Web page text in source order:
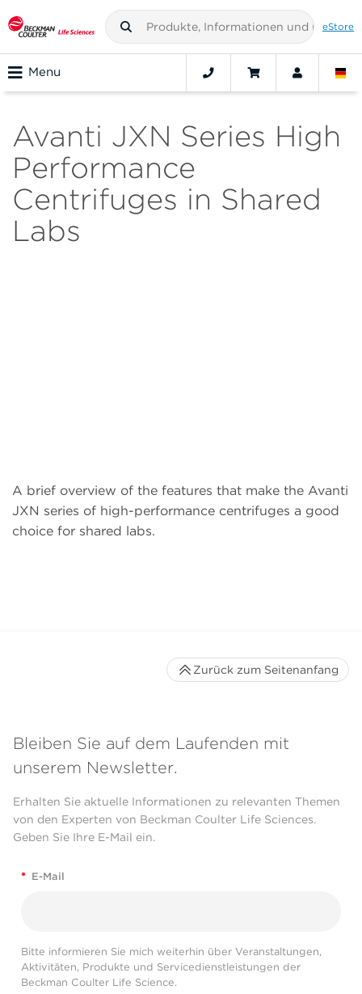
eStore
Menu
Avanti JXN Series High
Performance
Centrifuges in Shared
Labs
A brief overview of the features that make the Avanti
JXN series of high-performance centrifuges a good
choice for shared labs.
Bleiben Sie auf dem Laufenden mit
unserem Newsletter.
Erhalten Sie aktuelle Informationen zu relevanten Themen
von den Experten von Beckman Coulter Life Sciences.
Geben Sie Ihre E-Mail ein.
* E-Mail
Bitte informieren Sie mich weiterhin über Veranstaltungen,
Aktivitäten, Produkte und Servicedienstleistungen der
Beckman Coulter Life Science.
Zurück zum Seitenanfang